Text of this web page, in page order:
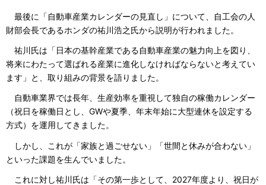
最後に「自動車産業カレンダーの見直し」について、自工会の人
財部会長であるホンダの祐川浩之氏から説明が行われました。
祐川氏は「日本の基幹産業である自動車産業の魅力向上を図り、
将来にわたって選ばれる産業に進化しなければならないと考えてい
ます」と、取り組みの背景を語りました。
自動車業界では長年、生産効率を重視して独自の稼働カレンダー
（祝日を稼働日とし、GWや夏季、年末年始に大型連休を設定する
方式）を運用してきました。
しかし、これが「家族と過ごせない」「世間と休みが合わない」
といった課題を生んでいました。
これに対し祐川氏は「その第一歩として、2027年度より、祝日が